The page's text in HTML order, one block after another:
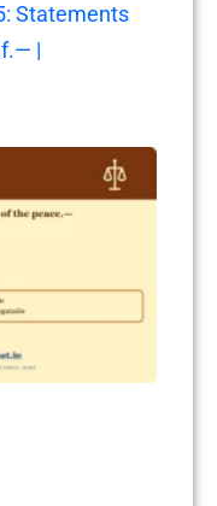
Statements
|